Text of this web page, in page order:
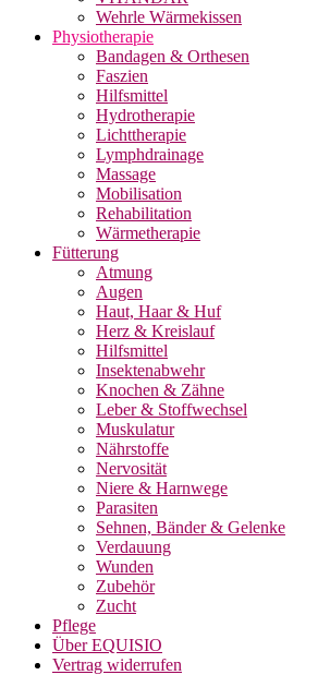
Wehrle Wärmekissen
Physiotherapie
Bandagen & Orthesen
Faszien
Hilfsmittel
Hydrotherapie
Lichttherapie
Lymphdrainage
Massage
Mobilisation
Rehabilitation
Wärmetherapie
Fütterung
Atmung
Augen
Haut, Haar & Huf
Herz & Kreislauf
Hilfsmittel
Insektenabwehr
Knochen & Zähne
Leber & Stoffwechsel
Muskulatur
Nährstoffe
Nervosität
Niere & Harnwege
Parasiten
Sehnen, Bänder & Gelenke
Verdauung
Wunden
Zubehör
Zucht
Pflege
Über EQUISIO
Vertrag widerrufen